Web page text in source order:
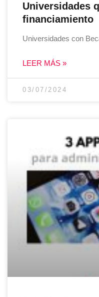
Universidades
financiamiento
Universidades con
LEER MÁS »
03/07/2024